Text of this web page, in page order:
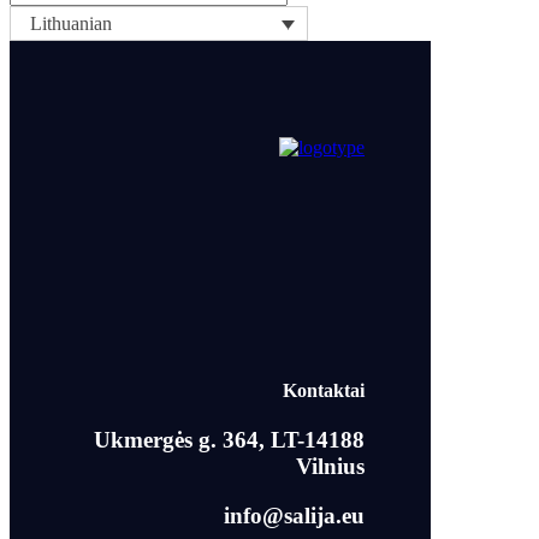
Lithuanian
Kontaktai
Ukmergės g. 364, LT-14188
Vilnius
info@salija.eu